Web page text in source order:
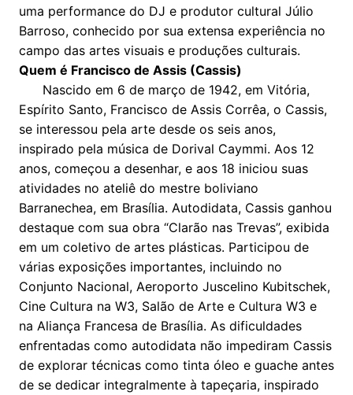
uma performance do DJ e produtor cultural Júlio
Barroso, conhecido por sua extensa experiência no
campo das artes visuais e produções culturais.
Quem é Francisco de Assis (Cassis)
Nascido em 6 de março de 1942, em Vitória,
Espírito Santo, Francisco de Assis Corrêa, o Cassis,
se interessou pela arte desde os seis anos,
inspirado pela música de Dorival Caymmi. Aos 12
anos, começou a desenhar, e aos 18 iniciou suas
atividades no ateliê do mestre boliviano
Barranechea, em Brasília. Autodidata, Cassis ganhou
destaque com sua obra “Clarão nas Trevas”, exibida
em um coletivo de artes plásticas. Participou de
várias exposições importantes, incluindo no
Conjunto Nacional, Aeroporto Juscelino Kubitschek,
Cine Cultura na W3, Salão de Arte e Cultura W3 e
na Aliança Francesa de Brasília. As dificuldades
enfrentadas como autodidata não impediram Cassis
de explorar técnicas como tinta óleo e guache antes
de se dedicar integralmente à tapeçaria, inspirado